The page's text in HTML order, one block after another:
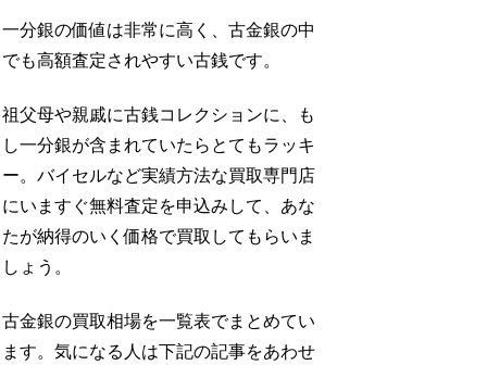
一分銀の価値は非常に高く、古金銀の中
でも高額査定されやすい古銭です。
祖父母や親戚に古銭コレクションに、も
し一分銀が含まれていたらとてもラッキ
ー。バイセルなど実績方法な買取専門店
にいますぐ無料査定を申込みして、あな
たが納得のいく価格で買取してもらいま
しょう。
古金銀の買取相場を一覧表でまとめてい
ます。気になる人は下記の記事をあわせ